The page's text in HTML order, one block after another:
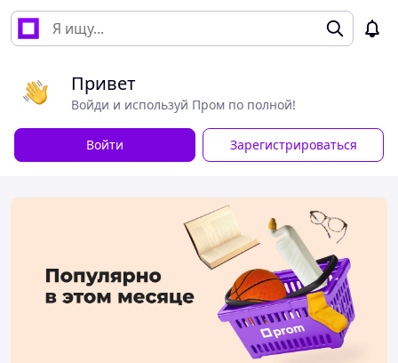
Привет
Войди и используй Пром по полной!
Войти Зарегистрироваться